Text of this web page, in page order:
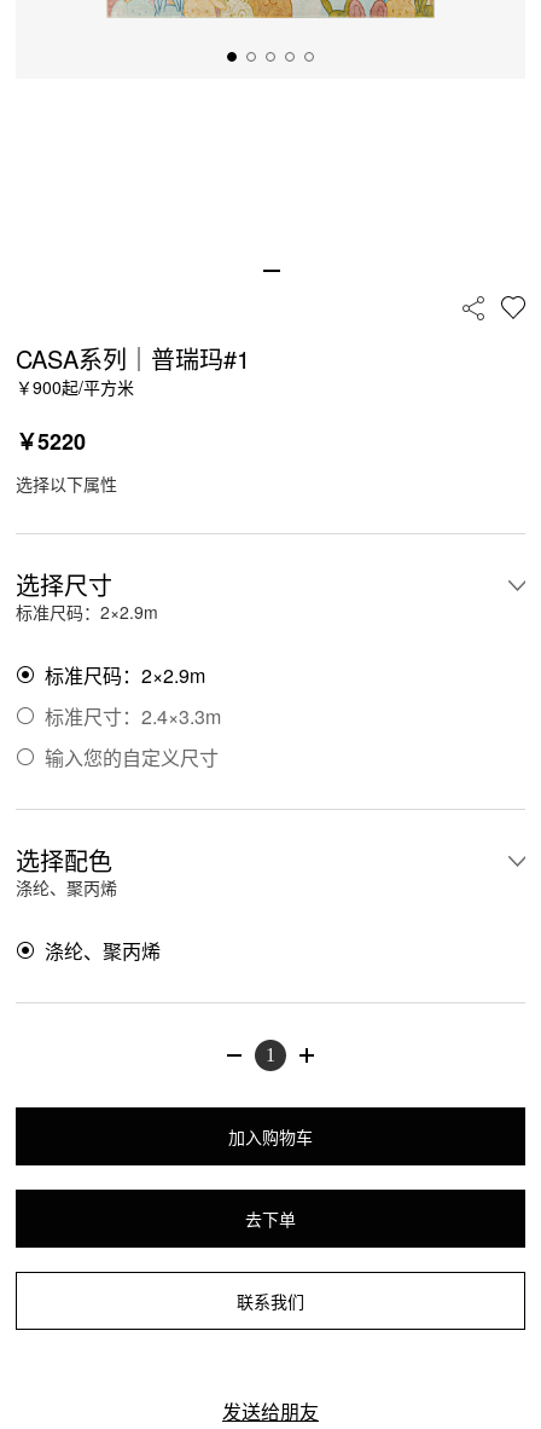
CASA系列｜普瑞玛#1
￥900起/平方米
￥5220
选择以下属性
选择尺寸
标准尺码：2×2.9m
 标准尺码：2×2.9m
 标准尺寸：2.4×3.3m
 输入您的自定义尺寸
选择配色
涤纶、聚丙烯
 涤纶、聚丙烯
加入购物车
去下单
联系我们
发送给朋友